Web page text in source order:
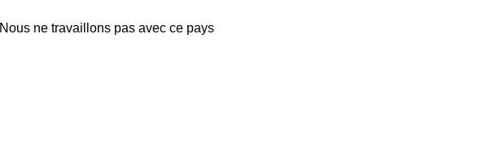
Nous ne travaillons pas avec ce pays